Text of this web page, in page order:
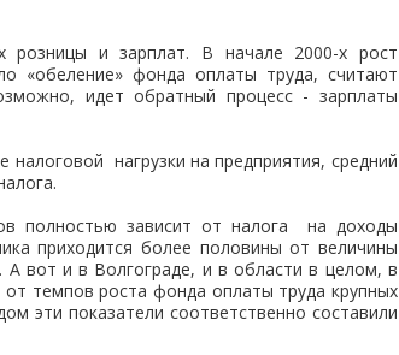
розницы и зарплат. В начале 2000-х рост
«обеление» фонда оплаты труда, считают
идет обратный процесс - зарплаты
налоговой нагрузки на предприятия, средний
полностью зависит от налога на доходы
приходится более половины от величины
вот и в Волгограде, и в области в целом, в
темпов роста фонда оплаты труда крупных
эти показатели соответственно составили